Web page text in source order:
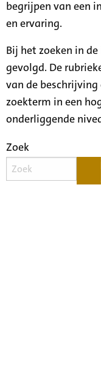
begrijpen van een
en ervaring.
Bij het zoeken in
gevolgd. De
van de
zoekterm in een
onderliggende
Zoek